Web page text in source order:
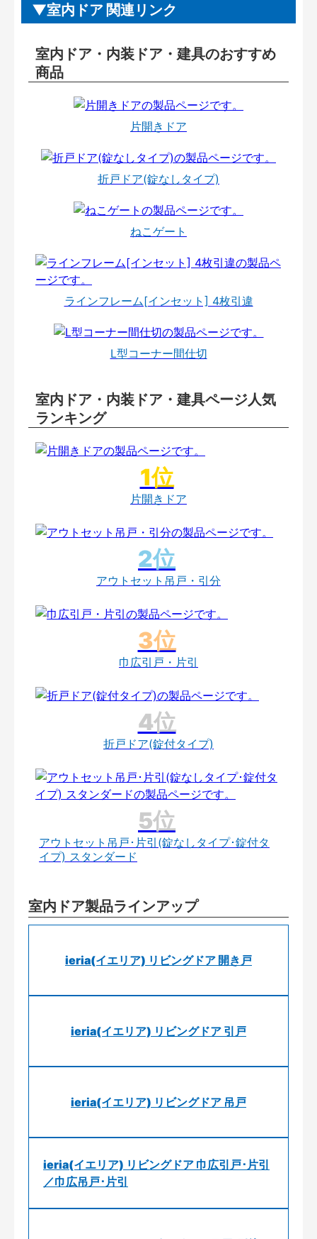
室内ドア 関連リンク
室内ドア・内装ドア・建具のおすすめ
商品
片開きドア
折戸ドア(錠なしタイプ)
ねこゲート
ラインフレーム[インセット] 4枚引違
L型コーナー間仕切
室内ドア・内装ドア・建具ページ人気
ランキング
片開きドア
アウトセット吊戸・引分
巾広引戸・片引
折戸ドア(錠付タイプ)
アウトセット吊戸･片引(錠なしタイプ･錠付タ
イプ) スタンダード
室内ドア製品ラインアップ
ieria(イエリア) リビングドア 開き戸
ieria(イエリア) リビングドア 引戸
ieria(イエリア) リビングドア 吊戸
ieria(イエリア) リビングドア 巾広引戸･片引
／巾広吊戸･片引